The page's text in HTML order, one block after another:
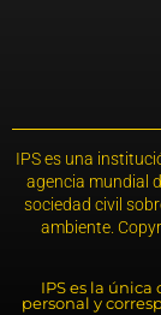
IPS es una
agencia mundial
sociedad civil
ambiente.
IPS es la
personal y